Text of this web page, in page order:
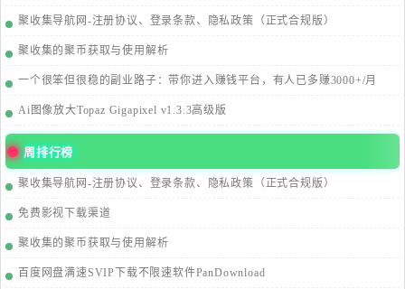
聚收集导航网-注册协议、登录条款、隐私政策（正式合规版）
聚收集的聚币获取与使用解析
一个很笨但很稳的副业路子：带你进入赚钱平台，有人已多赚3000+/月
Ai图像放大Topaz Gigapixel v1.3.3高级版
周排行榜
聚收集导航网-注册协议、登录条款、隐私政策（正式合规版）
免费影视下载渠道
聚收集的聚币获取与使用解析
百度网盘满速SVIP下载不限速软件PanDownload